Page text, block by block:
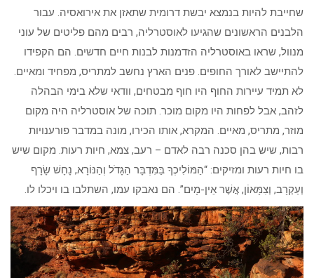
שחייבת להיות בנמצא יבשת דרומית שתאזן את אירואסיה. עבור
הלבנים הראשונים שהגיעו לאוסטרליה, רבים מהם פליטים של עוני
מנוול, שראו באוסטרליה הזדמנות לבנות חיים חדשים. הם הקפידו
להתיישב לאורך החופים. פנים הארץ נחשב למתריס, מפחיד ומאיים.
לא תמיד עיירות החוף היו חוף מבטחים, וודאי שלא בימי הבהלה
לזהב, אבל לפחות היו מקום מוכר. תוכה של אוסטרליה היה מקום
מוזר, מתריס, מאיים. המקרא, אותו הכירו, מונה במדבר פורענויות
רבות, שיש בהן סכנה רבה לאדם – רעב, צמא, חיות רעות. מקום שיש
בו חיות רעות ומזיקים: “הַמּוֹלִיכְךָ בַּמִּדְבָּר הַגָּדֹל וְהַנּוֹרָא, נָחָשׁ שָׂרָף
וְעַקְרָב, וְצִמָּאוֹן, אֲשֶׁר אֵין-מָיִם”. הם נאבקו עמו, השתלבו בו ויכלו לו.